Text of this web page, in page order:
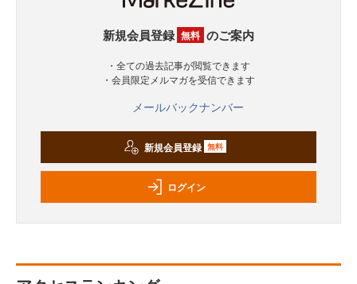
新規会員登録 無料 のご案内
・全ての過去記事が閲覧できます
・会員限定メルマガを受信できます
メールバックナンバー
新規会員登録 無料
ログイン